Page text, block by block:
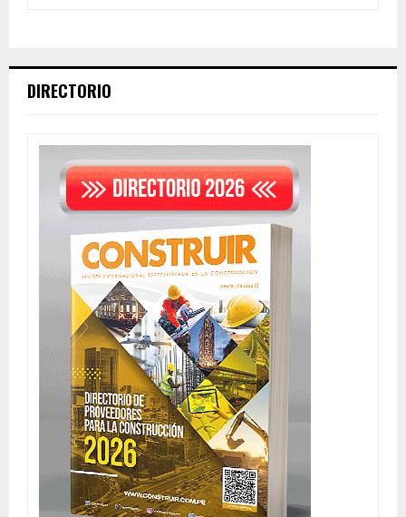
DIRECTORIO